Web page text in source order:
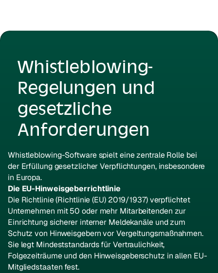
Whistleblowing-
Regelungen und
gesetzliche
Anforderungen
Whistleblowing-Software spielt eine zentrale Rolle bei
der Erfüllung gesetzlicher Verpflichtungen, insbesondere
in Europa.
Die EU-Hinweisgeberrichtlinie
Die Richtlinie (Richtlinie (EU) 2019/1937) verpflichtet
Unternehmen mit 50 oder mehr Mitarbeitenden zur
Einrichtung sicherer interner Meldekanäle und zum
Schutz von Hinweisgebern vor Vergeltungsmaßnahmen.
Sie legt Mindeststandards für Vertraulichkeit,
Folgezeiträume und den Hinweisgeberschutz in allen EU-
Mitgliedstaaten fest.